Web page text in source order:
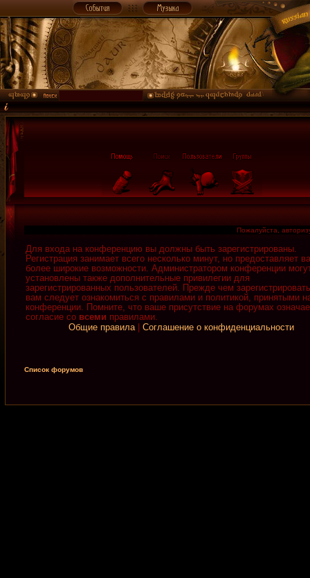
Пожалуйста,
Для входа на конференцию вы должны быть зарегистрированы.
Регистрация занимает всего несколько минут, но предоставляет
более широкие возможности. Администратором конференции
установлены также дополнительные привилегии для
зарегистрированных пользователей. Прежде чем
вам следует ознакомиться с правилами и политикой, принятыми
конференции. Помните, что ваше присутствие на форумах
согласие со всеми правилами.
Общие правила| Соглашение о конфиденциальности
Список форумов